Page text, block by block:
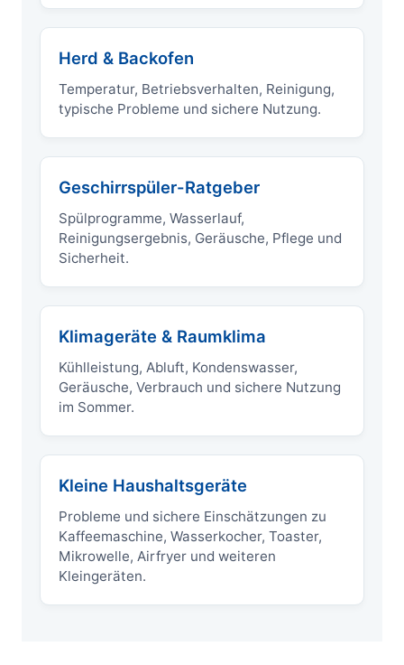
Herd & Backofen
Temperatur, Betriebsverhalten, Reinigung,
typische Probleme und sichere Nutzung.
Geschirrspüler-Ratgeber
Spülprogramme, Wasserlauf,
Reinigungsergebnis, Geräusche, Pflege und
Sicherheit.
Klimageräte & Raumklima
Kühlleistung, Abluft, Kondenswasser,
Geräusche, Verbrauch und sichere Nutzung
im Sommer.
Kleine Haushaltsgeräte
Probleme und sichere Einschätzungen zu
Kaffeemaschine, Wasserkocher, Toaster,
Mikrowelle, Airfryer und weiteren
Kleingeräten.